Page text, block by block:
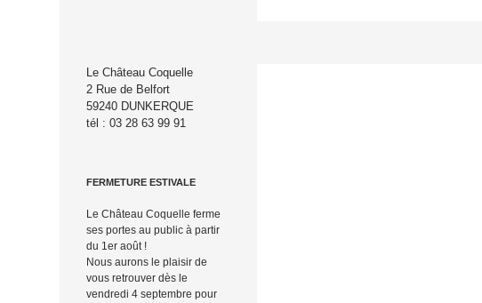
Le Château Coquelle
2 Rue de Belfort
59240 DUNKERQUE
tél : 03 28 63 99 91
FERMETURE ESTIVALE
Le Château Coquelle ferme
ses portes au public à partir
du 1er août !
Nous aurons le plaisir de
vous retrouver dès le
vendredi 4 septembre pour